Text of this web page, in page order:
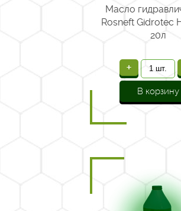
Масло
Rosneft Gidroteс
20л
+
В корзину